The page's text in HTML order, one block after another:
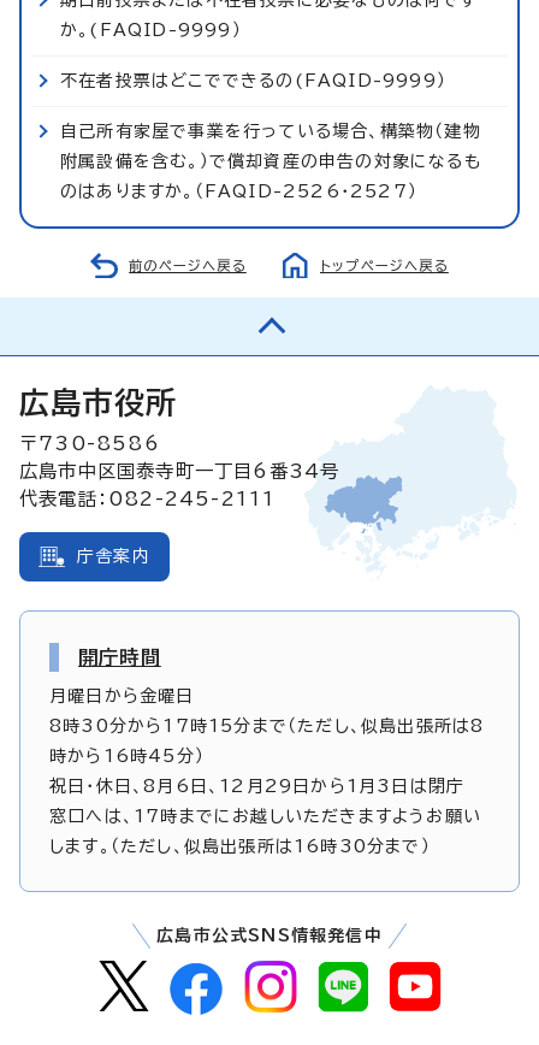
か。(FAQID-9999）
不在者投票はどこでできるの(FAQID-9999）
自己所有家屋で事業を行っている場合、構築物（建物
附属設備を含む。）で償却資産の申告の対象になるも
のはありますか。（FAQID-2526・2527）
前のページへ戻る トップページへ戻る
広島市役所
〒730-8586
広島市中区国泰寺町一丁目6番34号
代表電話：082-245-2111
庁舎案内
開庁時間
月曜日から金曜日
8時30分から17時15分まで（ただし、似島出張所は8
時から16時45分）
祝日・休日、8月6日、12月29日から1月3日は閉庁
窓口へは、17時までにお越しいただきますようお願い
します。（ただし、似島出張所は16時30分まで）
広島市公式SNS情報発信中